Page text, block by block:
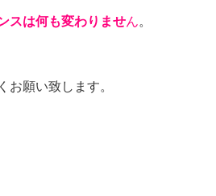
スは何も変わりません。
お願い致します。